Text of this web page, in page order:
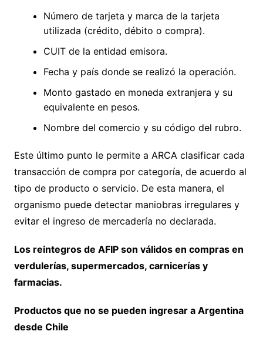
Número de tarjeta y marca de la tarjeta
utilizada (crédito, débito o compra).
CUIT de la entidad emisora.
Fecha y país donde se realizó la operación.
Monto gastado en moneda extranjera y su
equivalente en pesos.
Nombre del comercio y su código del rubro.
Este último punto le permite a ARCA clasificar cada
transacción de compra por categoría, de acuerdo al
tipo de producto o servicio. De esta manera, el
organismo puede detectar maniobras irregulares y
evitar el ingreso de mercadería no declarada.
Los reintegros de AFIP son válidos en compras en
verdulerías, supermercados, carnicerías y
farmacias.
Productos que no se pueden ingresar a Argentina
desde Chile